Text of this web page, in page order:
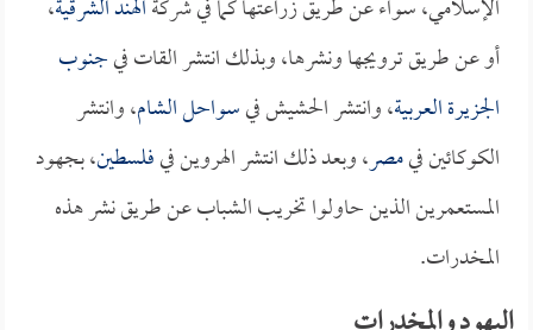
الإسلامي، سواء عن طريق زراعتها كما في شركةالهند الشرقية،
أو عن طريق ترويجها ونشرها، وبذلك انتشر القات فيجنوب
الجزيرة العربية، وانتشر الحشيش فيسواحل الشام، وانتشر
الكوكائين فيمصر، وبعد ذلك انتشر الهروين فيفلسطين، بجهود
المستعمرين الذين حاولوا تخريب الشباب عن طريق نشر هذه
المخدرات.